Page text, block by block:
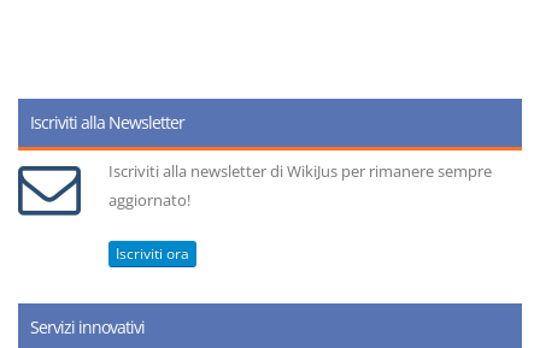
Iscriviti alla Newsletter
Iscriviti alla newsletter di WikiJus per rimanere sempre
aggiornato!
Iscriviti ora
Servizi innovativi